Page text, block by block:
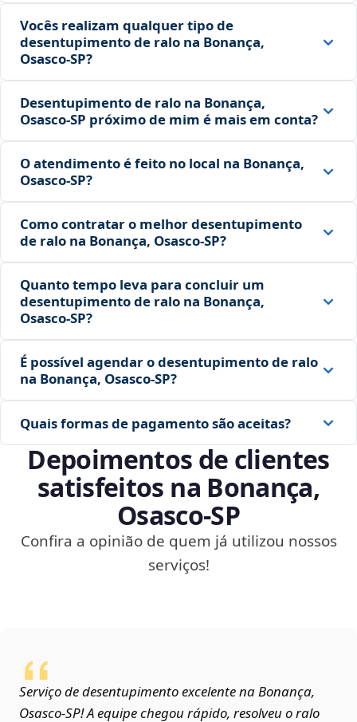
Vocês realizam qualquer tipo de
desentupimento de ralo na Bonança,
Osasco‑SP?
Desentupimento de ralo na Bonança,
Osasco‑SP próximo de mim é mais em conta?
O atendimento é feito no local na Bonança,
Osasco‑SP?
Como contratar o melhor desentupimento
de ralo na Bonança, Osasco‑SP?
Quanto tempo leva para concluir um
desentupimento de ralo na Bonança,
Osasco‑SP?
É possível agendar o desentupimento de ralo
na Bonança, Osasco‑SP?
Quais formas de pagamento são aceitas?
Depoimentos de clientes
satisfeitos na Bonança,
Osasco‑SP
Confira a opinião de quem já utilizou nossos
serviços!
Serviço de desentupimento excelente na Bonança,
Osasco‑SP! A equipe chegou rápido, resolveu o ralo